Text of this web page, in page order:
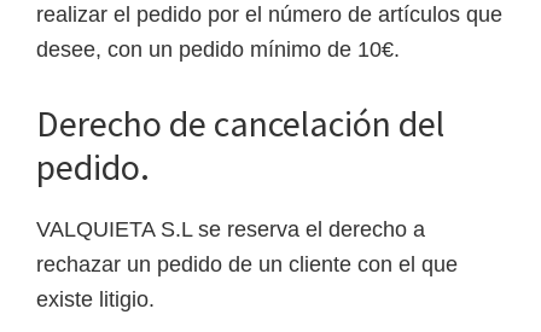
realizar el pedido por el número de artículos que
desee, con un pedido mínimo de 10€.
Derecho de cancelación del
pedido.
VALQUIETA S.L se reserva el derecho a
rechazar un pedido de un cliente con el que
existe litigio.